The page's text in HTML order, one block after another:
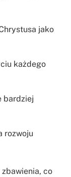
jako
każdego
bardziej
rozwoju
co